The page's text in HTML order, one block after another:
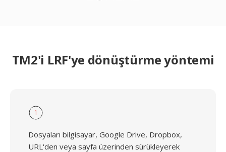
TM2'i LRF'ye dönüştürme yöntemi
1
Dosyaları bilgisayar, Google Drive, Dropbox,
URL'den veya sayfa üzerinden sürükleyerek